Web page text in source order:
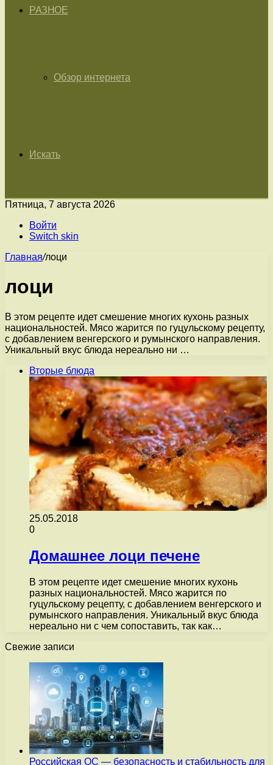
РАЗНОЕ
Обзор интернета
Искать
Пятница, 7 августа 2026
Войти
Switch skin
Главная/лоци
лоци
В этом рецепте идет смешение многих кухонь разных
национальностей. Мясо жарится по гуцульскому рецепту,
с добавлением венгерского и румынского направления.
Уникальный вкус блюда нереально ни …
Вторые блюда
25.05.2018
0
Домашнее лоци печене
В этом рецепте идет смешение многих кухонь
разных национальностей. Мясо жарится по
гуцульскому рецепту, с добавлением венгерского и
румынского направления. Уникальный вкус блюда
нереально ни с чем сопоставить, так как…
Свежие записи
Российская ОС — безопасность и стабильность для